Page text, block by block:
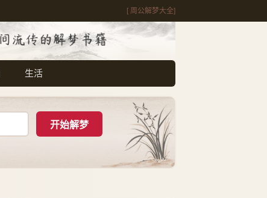
[ 周公解梦大全]
生活